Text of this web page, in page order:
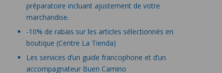
préparatoire incluant ajustement de votre
marchandise.
-10% de rabais sur les articles sélectionnés en
boutique (Centre La Tienda)
Les services d’un guide francophone et d’un
accompagnateur Buen Camino